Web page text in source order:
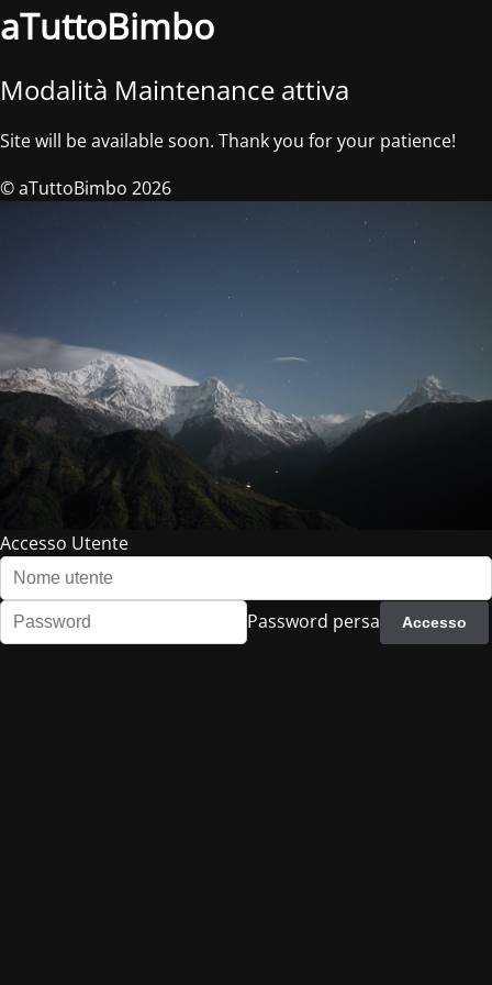
aTuttoBimbo
Modalità Maintenance attiva
Site will be available soon. Thank you for your patience!
© aTuttoBimbo 2026
Accesso Utente
Password persa